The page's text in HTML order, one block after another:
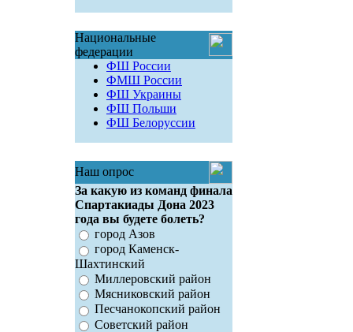
Национальные
федерации
ФШ России
ФМШ России
ФШ Украины
ФШ Польши
ФШ Белоруссии
Наш опрос
За какую из команд финала
Спартакиады Дона 2023
года вы будете болеть?
город Азов
город Каменск-
Шахтинский
Миллеровский район
Мясниковский район
Песчанокопский район
Советский район